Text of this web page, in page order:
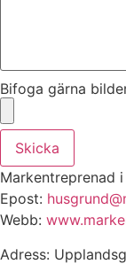
Bifoga gärna
Skicka
Markentreprenad
Epost:
Webb:
Adress: